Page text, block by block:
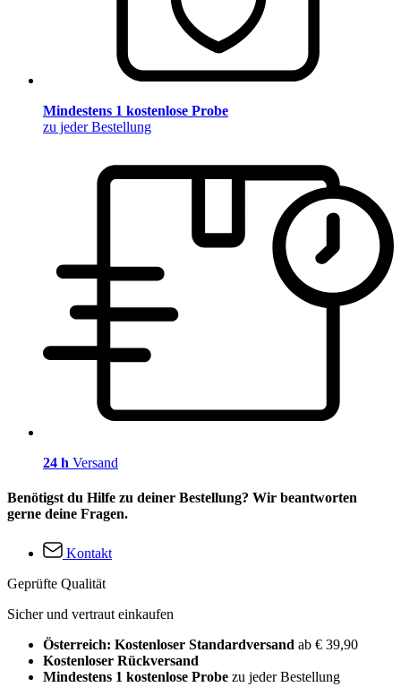
Mindestens 1 kostenlose Probe
zu jeder Bestellung
24 h Versand
Benötigst du Hilfe zu deiner Bestellung? Wir beantworten
gerne deine Fragen.
Kontakt
Geprüfte Qualität
Sicher und vertraut einkaufen
Österreich: Kostenloser Standardversand ab € 39,90
Kostenloser Rückversand
Mindestens 1 kostenlose Probe zu jeder Bestellung